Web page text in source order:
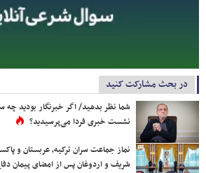
در بحث مشارکت کنید
شما نظر بدهید/ اگر خبرنگار بودید
نشست خبری فردا می‌پرسیدید؟
نماز جماعت سران ترکیه، عربستان و
شریف و اردوغان پس از امضای پیمان